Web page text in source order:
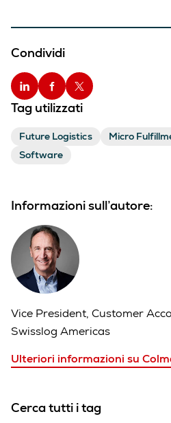
Condividi
Tag utilizzati
Future Logistics Micro
Software
Informazioni sull’autore:
Vice President, Customer
Swisslog Americas
Ulteriori informazioni su
Cerca tutti i tag